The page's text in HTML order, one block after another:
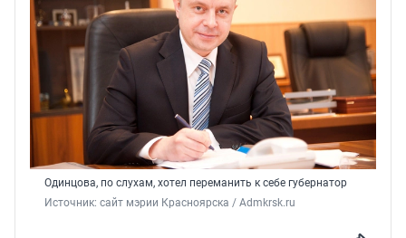
Одинцова, по слухам, хотел переманить к себе губернатор
Источник: сайт мэрии Красноярска / Admkrsk.ru